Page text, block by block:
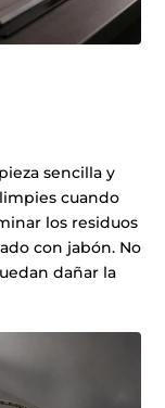
sencilla y
cuando
los residuos
con jabón. No
dañar la